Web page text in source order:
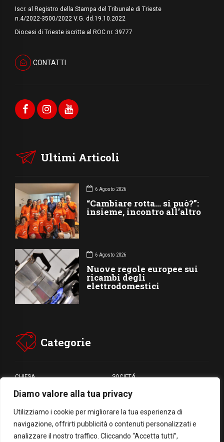
Diamo valore alla tua privacy
Utilizziamo i cookie per migliorare la tua esperienza di
navigazione, offrirti pubblicità o contenuti personalizzati e
analizzare il nostro traffico. Cliccando “Accetta tutti”,
Iscr. al Registro della Stampa del Tribunale di Trieste
n.4/2022-3500/2022 V.G. dd.19.10.2022
Diocesi di Trieste iscritta al ROC nr. 39777
CONTATTI
Ultimi Articoli
6 Agosto 2026
“Cambiare rotta… si può?”:
insieme, incontro all’altro
6 Agosto 2026
Nuove regole europee sui
ricambi degli
elettrodomestici
Categorie
CHIESA SOCIETÁ
CARITÁ GIUBILEO
CULTURA MEDIA